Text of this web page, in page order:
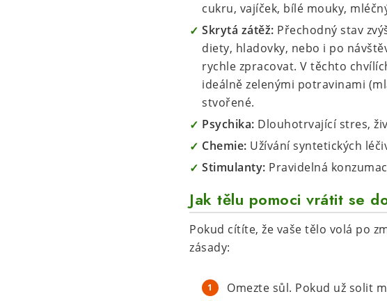
cukru, vajíček, bílé mouky,
Skrytá zátěž: Přechodný stav
diety, hladovky, nebo i po
rychle zpracovat. V těchto
ideálně zelenými potravinami
stvořené.
Psychika: Dlouhotrvající stres,
Chemie: Užívání syntetických
Stimulanty: Pravidelná
Jak tělu pomoci vrátit se
Pokud cítíte, že vaše tělo volá po
zásady:
Omezte sůl. Pokud už solit